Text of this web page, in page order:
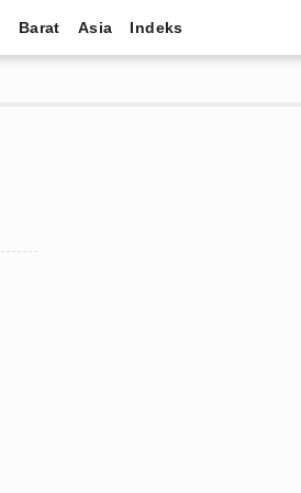
Barat Asia Indeks